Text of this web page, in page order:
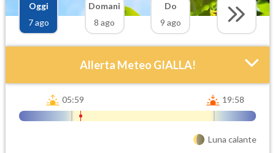
Oggi
7 ago
Domani
8 ago
Do
9 ago
Allerta Meteo GIALLA!
05:59 19:58
Luna calante